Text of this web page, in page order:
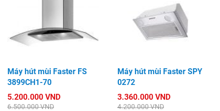
Máy hút mùi Faster FS
3899CH1-70
5.200.000 VND
6.500.000 VND
Máy hút mùi Faster SPY
0272
3.360.000 VND
4.200.000 VND